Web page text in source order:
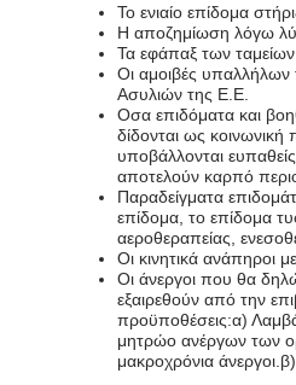
Το ενιαίο επίδομα
Η αποζημίωση λόγω
Τα εφάπαξ των
Οι αμοιβές υπαλλήλων
Ασυλιών της Ε.Ε.
Oσα επιδόματα και
δίδονται ως
υποβάλλονται
αποτελούν καρπό
Παραδείγματα
επίδομα, το επίδομα
αεροθεραπείας,
Οι κινητικά ανάπηροι
Οι άνεργοι που θα
εξαιρεθούν από την
προϋποθέσεις:α)
μητρώο ανέργων των
μακροχρόνια